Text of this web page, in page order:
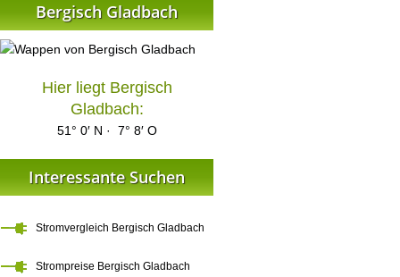
Bergisch Gladbach
Hier liegt Bergisch
Gladbach:
51° 0′ N · 7° 8′ O
Interessante Suchen
Stromvergleich Bergisch Gladbach
Strompreise Bergisch Gladbach